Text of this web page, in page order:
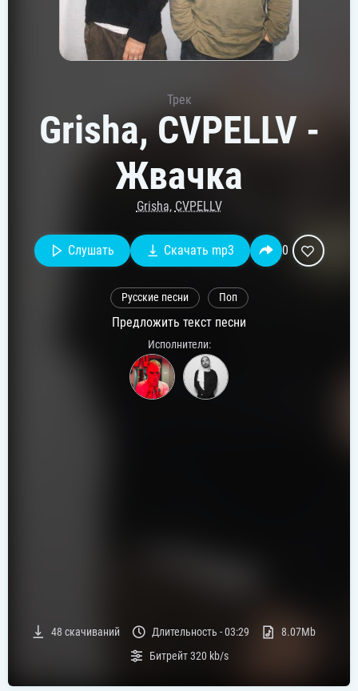
Трек
Grisha, CVPELLV -
Жвачка
Grisha, CVPELLV
Слушать Скачать mp3 0
Русские песни Поп
Предложить текст песни
Исполнители:
48 скачиваний Длительность -03:29
8.07Mb
Битрейт320 kb/s